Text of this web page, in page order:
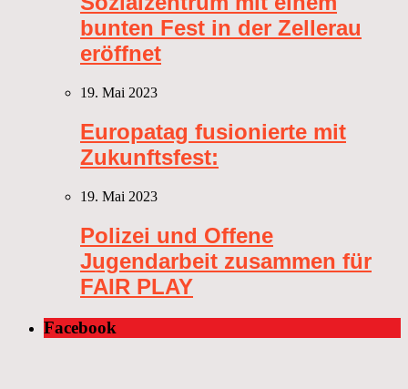
bunten Fest in der Zellerau
eröffnet
19. Mai 2023
Europatag fusionierte mit
Zukunftsfest:
19. Mai 2023
Polizei und Offene
Jugendarbeit zusammen für
FAIR PLAY
Facebook